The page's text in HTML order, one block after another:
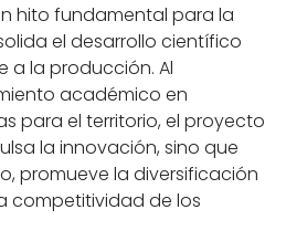
hito fundamental para la
el desarrollo científico
a la producción. Al
académico en
para el territorio, el proyecto
la innovación, sino que
promueve la diversificación
competitividad de los